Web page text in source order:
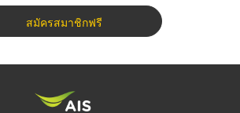
สมัครสมาชิกฟรี